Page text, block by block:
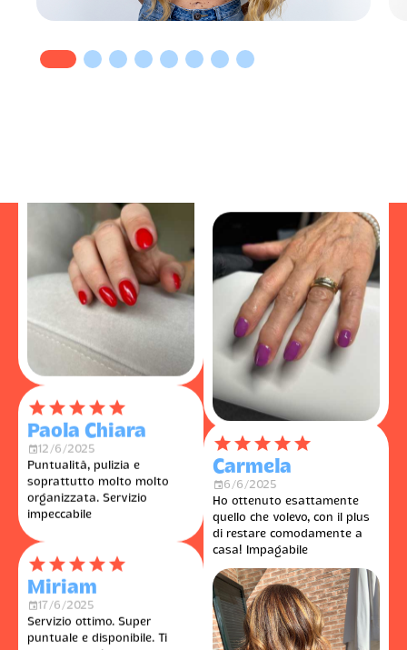
Sara e’ la miglior
davvero un’esperta nel suo
󰓎󰓎󰓎󰓎󰓎
Paola Chiara
󰃭12/6/2025
Puntualità, pulizia e
soprattutto molto molto
organizzata. Servizio
impeccabile
󰓎
Miriam
󰃭 17/6/2025
Servizio ottimo. Super
puntuale e disponibile. Ti
creano un salone a casa.
Ottima professionista, molto
considerazione del fatto che
esistere.
professionale. Grazie!
󰓎󰓎󰓎󰓎
Carmela
Ho ottenuto esattamente
quello che volevo, con il plus
di restare comodamente a
casa! Impagabile